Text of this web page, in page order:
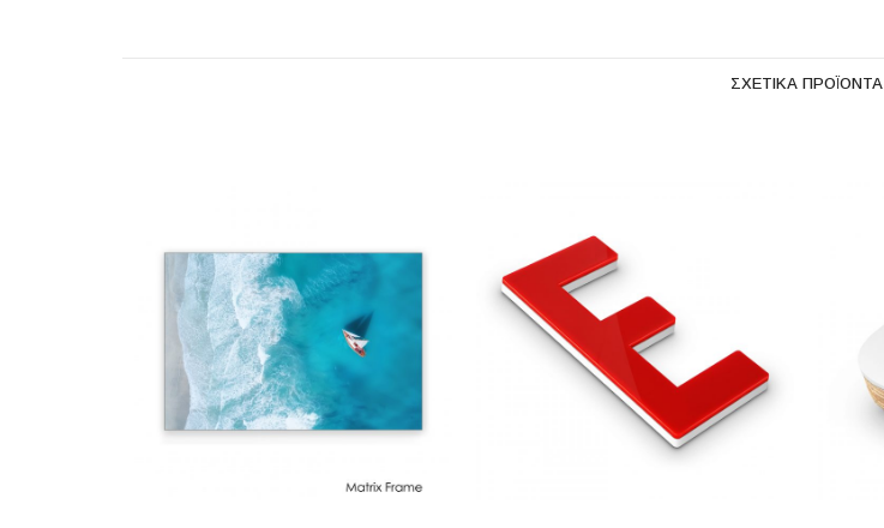
ΣΧΕΤΙΚΆ ΠΡΟΪΌΝΤΑ